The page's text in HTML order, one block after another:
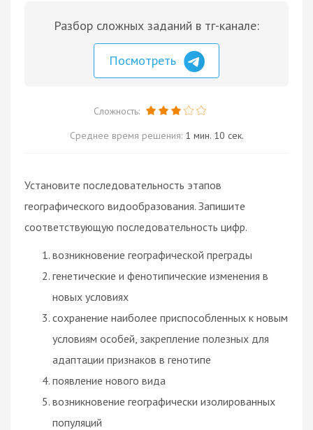
Разбор сложных заданий в тг-канале:
Посмотреть
Сложность:
Среднее время решения: 1 мин. 10 сек.
Установите последовательность этапов
географического видообразования. Запишите
соответствующую последовательность цифр.
возникновение географической преграды
генетические и фенотипические изменения в
новых условиях
сохранение наиболее приспособленных к новым
условиям особей, закрепление полезных для
адаптации признаков в генотипе
появление нового вида
возникновение географически изолированных
популяций